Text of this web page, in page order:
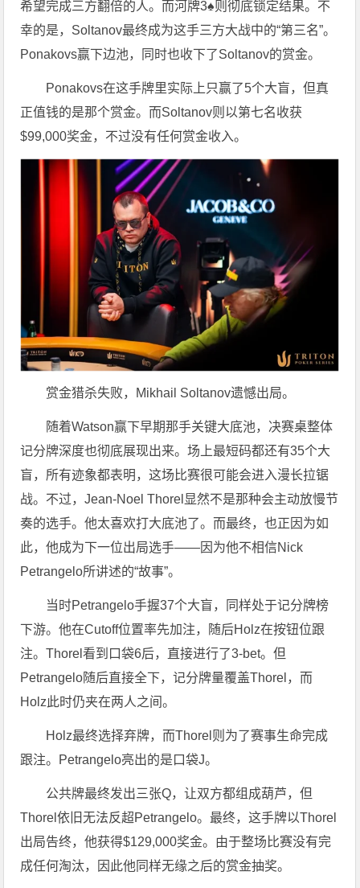
希望完成三方翻倍的人。而河牌3♠则彻底锁定结果。不
幸的是，Soltanov最终成为这手三方大战中的“第三名”。
Ponakovs赢下边池，同时也收下了Soltanov的赏金。
Ponakovs在这手牌里实际上只赢了5个大盲，但真
正值钱的是那个赏金。而Soltanov则以第七名收获
$99,000奖金，不过没有任何赏金收入。
赏金猎杀失败，Mikhail Soltanov遗憾出局。
随着Watson赢下早期那手关键大底池，决赛桌整体
记分牌深度也彻底展现出来。场上最短码都还有35个大
盲，所有迹象都表明，这场比赛很可能会进入漫长拉锯
战。不过，Jean-Noel Thorel显然不是那种会主动放慢节
奏的选手。他太喜欢打大底池了。而最终，也正因为如
此，他成为下一位出局选手——因为他不相信Nick
Petrangelo所讲述的“故事”。
当时Petrangelo手握37个大盲，同样处于记分牌榜
下游。他在Cutoff位置率先加注，随后Holz在按钮位跟
注。Thorel看到口袋6后，直接进行了3-bet。但
Petrangelo随后直接全下，记分牌量覆盖Thorel，而
Holz此时仍夹在两人之间。
Holz最终选择弃牌，而Thorel则为了赛事生命完成
跟注。Petrangelo亮出的是口袋J。
公共牌最终发出三张Q，让双方都组成葫芦，但
Thorel依旧无法反超Petrangelo。最终，这手牌以Thorel
出局告终，他获得$129,000奖金。由于整场比赛没有完
成任何淘汰，因此他同样无缘之后的赏金抽奖。